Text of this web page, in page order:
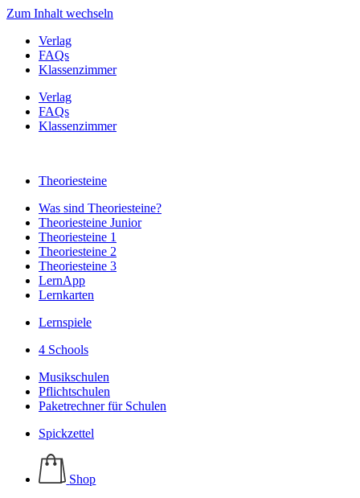
Zum Inhalt wechseln
Verlag
FAQs
Klassenzimmer
Verlag
FAQs
Klassenzimmer
Theoriesteine
Was sind Theoriesteine?
Theoriesteine Junior
Theoriesteine 1
Theoriesteine 2
Theoriesteine 3
LernApp
Lernkarten
Lernspiele
4 Schools
Musikschulen
Pflichtschulen
Paketrechner für Schulen
Spickzettel
Shop